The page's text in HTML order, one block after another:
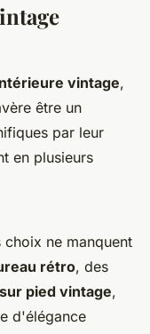
vintage,
être un
par leur
en plusieurs
choix ne manquent
rétro, des
pied vintage,
d'élégance